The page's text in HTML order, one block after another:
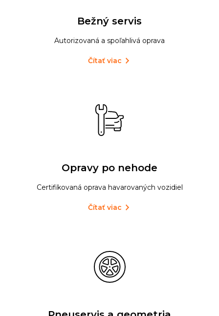
Bežný servis
Autorizovaná a spoľahlivá oprava
Čítať viac
Opravy po nehode
Certifikovaná oprava havarovaných vozidiel
Čítať viac